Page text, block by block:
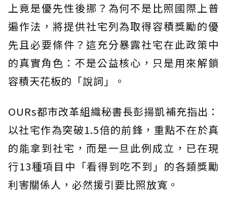
上竟是優先性後挪？為何不是比照國際上普
遍作法，將提供社宅列為取得容積獎勵的優
先且必要條件？這充分暴露社宅在此政策中
的真實角色：不是公益核心，只是用來解鎖
容積天花板的「說詞」。
OURs都市改革組織秘書長彭揚凱補充指出：
以社宅作為突破1.5倍的前鋒，重點不在於真
的能拿到社宅，而是一旦此例成立，已在現
行13種項目中「看得到吃不到」的各類獎勵
利害關係人，必然援引要比照放寬。